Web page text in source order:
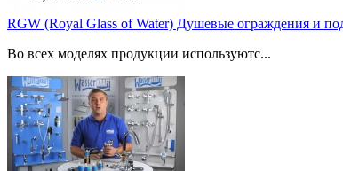
RGW (Royal Glass of Water) Душевые ограждения и
Во всех моделях продукции используютс...